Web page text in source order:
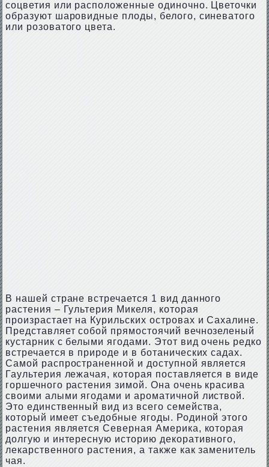
соцветия или расположенные одиночно. Цветочки
образуют шаровидные плоды, белого, синеватого
или розоватого цвета.
В нашей стране встречается 1 вид данного
растения – Гультерия Микеля, которая
произрастает на Курильских островах и Сахалине.
Представляет собой прямостоячий вечнозеленый
кустарник с белыми ягодами. Этот вид очень редко
встречается в природе и в ботанических садах.
Самой распространенной и доступной является
Гаультерия лежачая, которая поставляется в виде
горшечного растения зимой. Она очень красива
своими алыми ягодами и ароматичной листвой.
Это единственный вид из всего семейства,
который имеет съедобные ягоды. Родиной этого
растения является Северная Америка, которая
долгую и интересную историю декоративного,
лекарственного растения, а также как заменитель
чая.